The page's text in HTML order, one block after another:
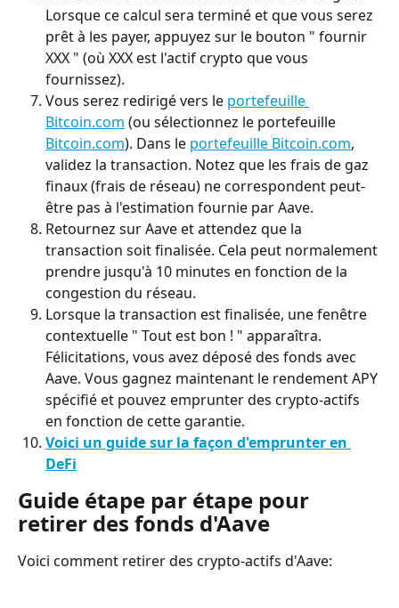
Lorsque ce calcul sera terminé et que vous serez
prêt à les payer, appuyez sur le bouton " fournir
XXX " (où XXX est l'actif crypto que vous
fournissez).
Vous serez redirigé vers le portefeuille
Bitcoin.com (ou sélectionnez le portefeuille
Bitcoin.com). Dans le portefeuille Bitcoin.com,
validez la transaction. Notez que les frais de gaz
finaux (frais de réseau) ne correspondent peut-
être pas à l'estimation fournie par Aave.
Retournez sur Aave et attendez que la
transaction soit finalisée. Cela peut normalement
prendre jusqu'à 10 minutes en fonction de la
congestion du réseau.
Lorsque la transaction est finalisée, une fenêtre
contextuelle " Tout est bon ! " apparaîtra.
Félicitations, vous avez déposé des fonds avec
Aave. Vous gagnez maintenant le rendement APY
spécifié et pouvez emprunter des crypto-actifs
en fonction de cette garantie.
Voici un guide sur la façon d'emprunter en
DeFi
Guide étape par étape pour
retirer des fonds d'Aave
Voici comment retirer des crypto-actifs d'Aave: